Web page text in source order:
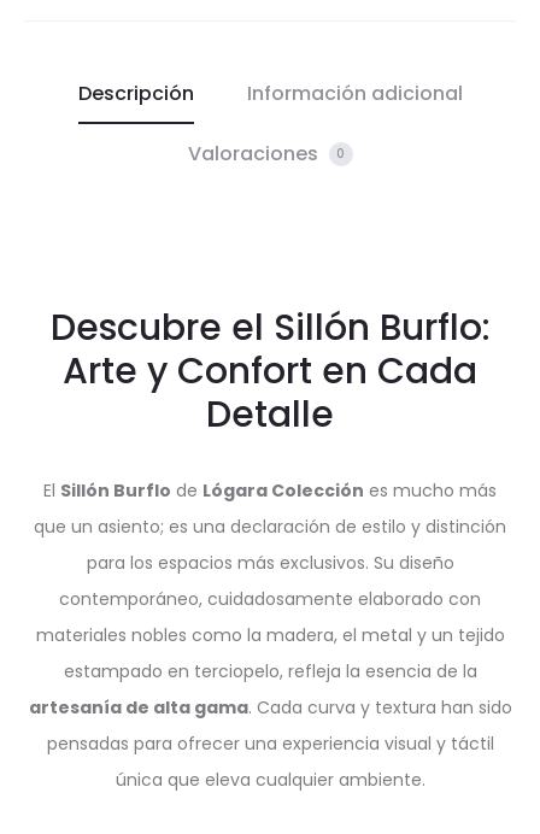
Descripción Información adicional
Valoraciones 0
Descubre el Sillón Burflo:
Arte y Confort en Cada
Detalle
El Sillón Burflo de Lógara Colección es mucho más
que un asiento; es una declaración de estilo y distinción
para los espacios más exclusivos. Su diseño
contemporáneo, cuidadosamente elaborado con
materiales nobles como la madera, el metal y un tejido
estampado en terciopelo, refleja la esencia de la
artesanía de alta gama. Cada curva y textura han sido
pensadas para ofrecer una experiencia visual y táctil
única que eleva cualquier ambiente.